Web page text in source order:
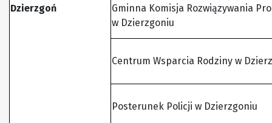
Dzierzgoń
Gminna Komisja Rozwiązywania
w Dzierzgoniu
Centrum Wsparcia Rodziny w
Posterunek Policji w Dzierzgoniu